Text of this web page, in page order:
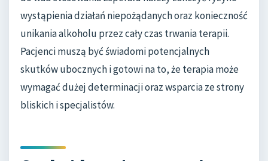
wystąpienia działań niepożądanych oraz konieczność
unikania alkoholu przez cały czas trwania terapii.
Pacjenci muszą być świadomi potencjalnych
skutków ubocznych i gotowi na to, że terapia może
wymagać dużej determinacji oraz wsparcia ze strony
bliskich i specjalistów.